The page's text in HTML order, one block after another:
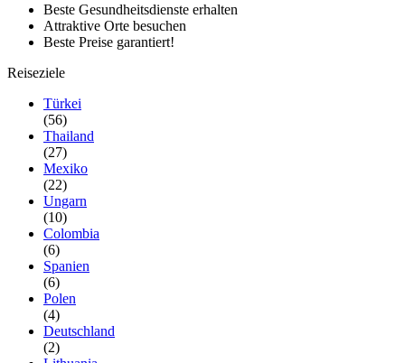
Beste Gesundheitsdienste erhalten
Attraktive Orte besuchen
Beste Preise garantiert!
Reiseziele
Türkei
(56)
Thailand
(27)
Mexiko
(22)
Ungarn
(10)
Colombia
(6)
Spanien
(6)
Polen
(4)
Deutschland
(2)